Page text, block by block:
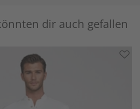
dir auch gefallen